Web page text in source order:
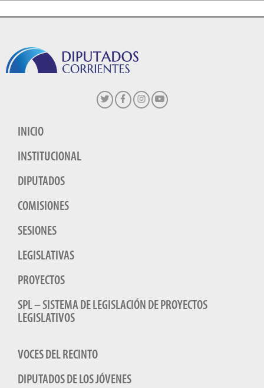
INICIO
INSTITUCIONAL
DIPUTADOS
COMISIONES
SESIONES
LEGISLATIVAS
PROYECTOS
SPL – SISTEMA DE LEGISLACIÓN DE PROYECTOS
LEGISLATIVOS
VOCES DEL RECINTO
DIPUTADOS DE LOS JÓVENES